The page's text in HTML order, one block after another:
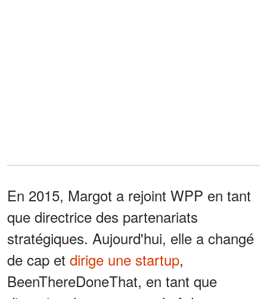
En 2015, Margot a rejoint WPP en tant
que directrice des partenariats
stratégiques. Aujourd'hui, elle a changé
de cap et dirige une startup,
BeenThereDoneThat, en tant que